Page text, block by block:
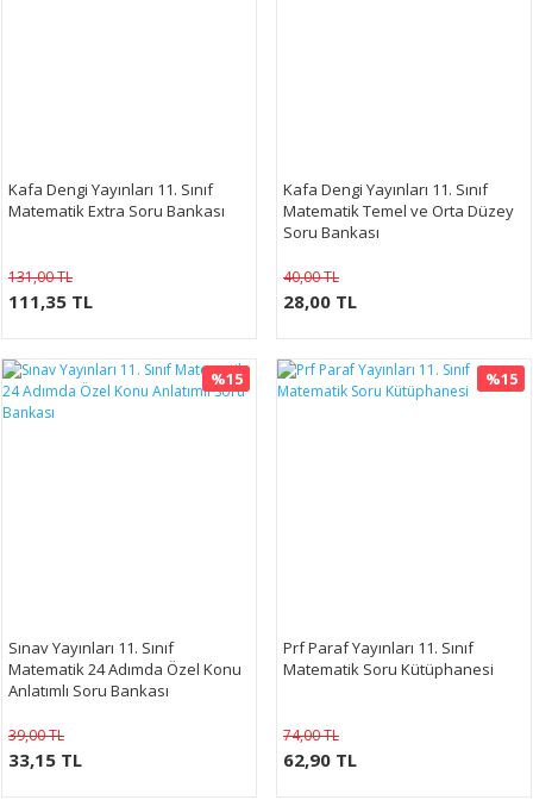
Kafa Dengi Yayınları 11. Sınıf
Matematik Extra Soru Bankası
131,00 TL
111,35 TL
Kafa Dengi Yayınları 11. Sınıf
Matematik Temel ve Orta Düzey
Soru Bankası
40,00 TL
28,00 TL
%15
Sınav Yayınları 11. Sınıf
Matematik 24 Adımda Özel Konu
Anlatımlı Soru Bankası
39,00 TL
33,15 TL
%15
Prf Paraf Yayınları 11. Sınıf
Matematik Soru Kütüphanesi
74,00 TL
62,90 TL